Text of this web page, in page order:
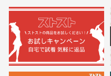
何点ご購入頂いた場合
いております。(1配送先
また5,000円(税込)以上お
※必ず１つのショッピン
一点一点手作業で計測し
差が生じる場合がござい
においについて